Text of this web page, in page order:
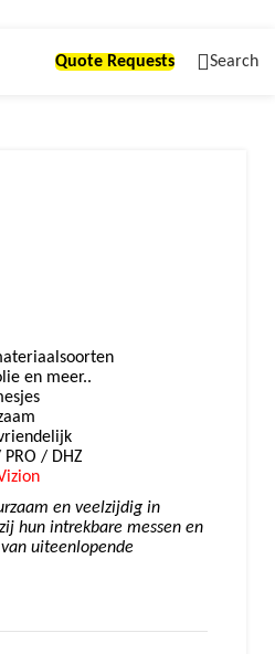
Quote Requests Search
en meer..
/ DHZ
en veelzijdig in
hun intrekbare messen en
uiteenlopende